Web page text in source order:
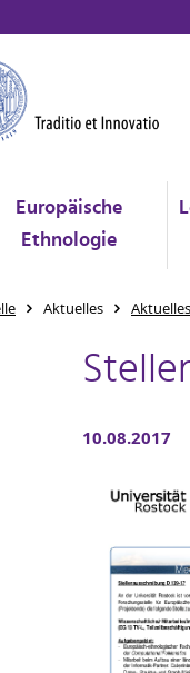
Europäische
Ethnologie
Aktuelles Aktuelles
10.08.2017